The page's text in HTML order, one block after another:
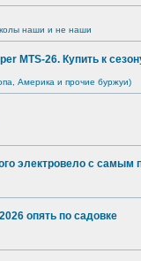
наши и не наши
MTS-26. Купить к
Америка и прочие буржуи)
электровело с самым
опять по садовке